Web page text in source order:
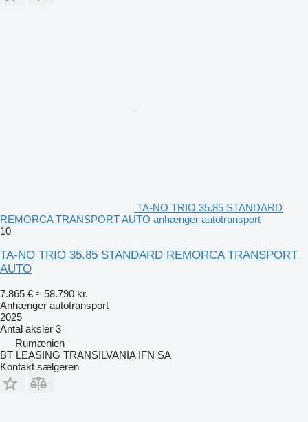
TA-NO TRIO 35.85 STANDARD
REMORCA TRANSPORT AUTO anhænger autotransport
10
TA-NO TRIO 35.85 STANDARD REMORCA TRANSPORT
AUTO
7.865 € ≈ 58.790 kr.
Anhænger autotransport
2025
Antal aksler 3
Rumænien
BT LEASING TRANSILVANIA IFN SA
Kontakt sælgeren